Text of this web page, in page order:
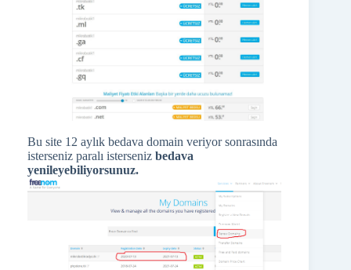
Bu site 12 aylık bedava domain veriyor sonrasında
isterseniz paralı isterseniz bedava
yenileyebiliyorsunuz.